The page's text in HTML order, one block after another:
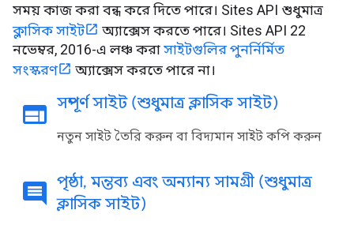
সময় কাজ করা বন্ধ করে দিতে পারে। Sites API শুধুমাত্র
ক্লাসিক সাইট
অ্যাক্সেস করতে পারে। Sites API 22
নভেম্বর, 2016-এ লঞ্চ করাসাইটগুলির পুনর্নির্মিত
সংস্করণ
অ্যাক্সেস করতে পারে না।
web সম্পূর্ণ সাইট (শুধুমাত্র ক্লাসিক সাইট)
নতুন সাইট তৈরি করুন বা বিদ্যমান সাইট কপি করুন
comment পৃষ্ঠা, মন্তব্য এবং অন্যান্য সামগ্রী (শুধুমাত্র
ক্লাসিক সাইট)